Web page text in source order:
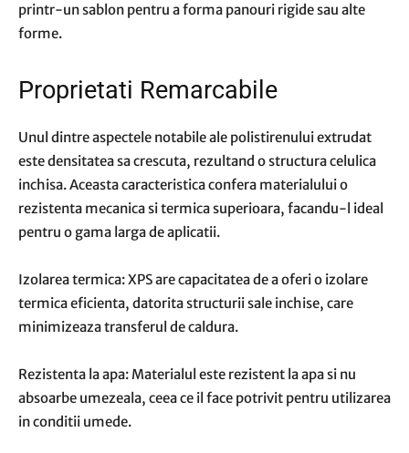
printr-un sablon pentru a forma panouri rigide sau alte
forme.
Proprietati Remarcabile
Unul dintre aspectele notabile ale polistirenului extrudat
este densitatea sa crescuta, rezultand o structura celulica
inchisa. Aceasta caracteristica confera materialului o
rezistenta mecanica si termica superioara, facandu-l ideal
pentru o gama larga de aplicatii.
Izolarea termica: XPS are capacitatea de a oferi o izolare
termica eficienta, datorita structurii sale inchise, care
minimizeaza transferul de caldura.
Rezistenta la apa: Materialul este rezistent la apa si nu
absoarbe umezeala, ceea ce il face potrivit pentru utilizarea
in conditii umede.